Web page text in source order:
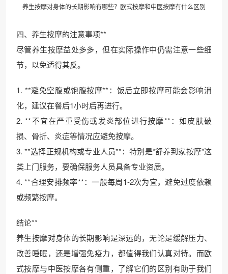
养生按摩对身体的长期影响有哪些？欧式按摩和中医按摩有什么区别
四、养生按摩的注意事项**
尽管养生按摩益处多多，但在实际操作中仍需注意一些细
节，以免适得其反。
1. **避免空腹或饱腹按摩**：饭后立即按摩可能会影响消
化，建议在餐后1小时后再进行。
2. **不宜在严重受伤或发炎部位进行按摩**：如皮肤破
损、骨折、炎症等情况应避免按摩。
3. **选择正规机构或专业人员**：特别是“舒养到家按摩”这
类上门服务，要确保服务人员具备专业资质。
4. **合理安排频率**：一般每周1-2次为宜，避免过度依赖
或频繁按摩。
结论**
养生按摩对身体的长期影响是深远的，无论是缓解压力、
改善睡眠，还是增强免疫力，都值得我们认真对待。而欧
式按摩与中医按摩各有侧重，了解它们的区别有助于我们